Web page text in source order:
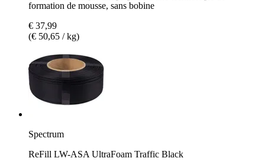
formation de mousse, sans bobine
€ 37,99
(€ 50,65 / kg)
Spectrum
ReFill LW-ASA UltraFoam Traffic Black